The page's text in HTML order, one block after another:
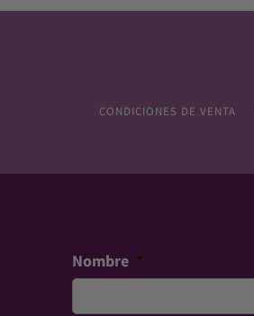
CONDICIONES DE VENTA
Nombre *